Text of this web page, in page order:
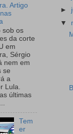
Artigo
sob os
da corte
em
Sérgio
nem em
se
a
Lula.
últimas
Tem
er
►
▼